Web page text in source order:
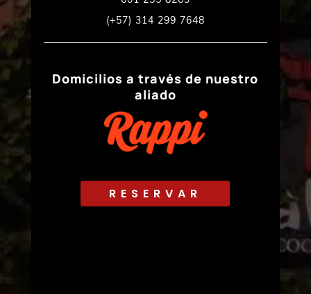
(+57) 314 299 7648
Domicilios a través de nuestro
aliado
RESERVAR